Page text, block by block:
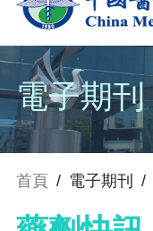
電子期刊
首頁 / 電子期刊 /